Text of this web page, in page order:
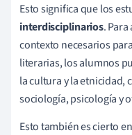
Esto significa que los
interdisciplinarios.
contexto necesarios
literarias, los alumnos
la cultura y la etnicidad,
sociología, psicología y
Esto también es cierto